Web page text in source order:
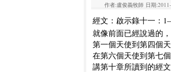
作者:盧俊義牧師 日期
經文：啟示錄十一：
就像前面已經說過的
第一個天使到第四個
在第六個天使到第七
講第十章所讀到的經